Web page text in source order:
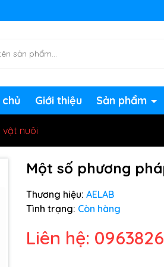
chờ đợi bạn
Giới thiệu Sản phẩm
vật nuôi
Một số phương
Thương hiệu: AELAB
Tình trạng: Còn hàng
Liên hệ: